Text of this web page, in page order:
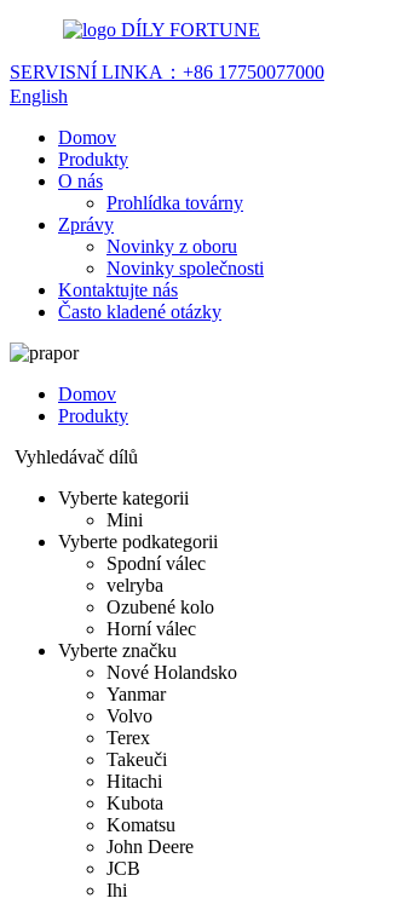
DÍLY FORTUNE
SERVISNÍ LINKA： +86 17750077000
English
Domov
Produkty
O nás
Prohlídka továrny
Zprávy
Novinky z oboru
Novinky společnosti
Kontaktujte nás
Často kladené otázky
Domov
Produkty
Vyhledávač dílů
Vyberte kategorii
Mini
Vyberte podkategorii
Spodní válec
velryba
Ozubené kolo
Horní válec
Vyberte značku
Nové Holandsko
Yanmar
Volvo
Terex
Takeuči
Hitachi
Kubota
Komatsu
John Deere
JCB
Ihi